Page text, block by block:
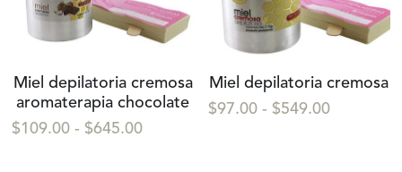
Miel depilatoria cremosa
aromaterapia chocolate
$109.00 - $645.00
Miel depilatoria cremosa
$97.00 - $549.00